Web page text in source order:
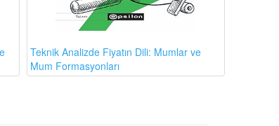
Teknik Analizde Fiyatın Dili: Mumlar ve
Mum Formasyonları